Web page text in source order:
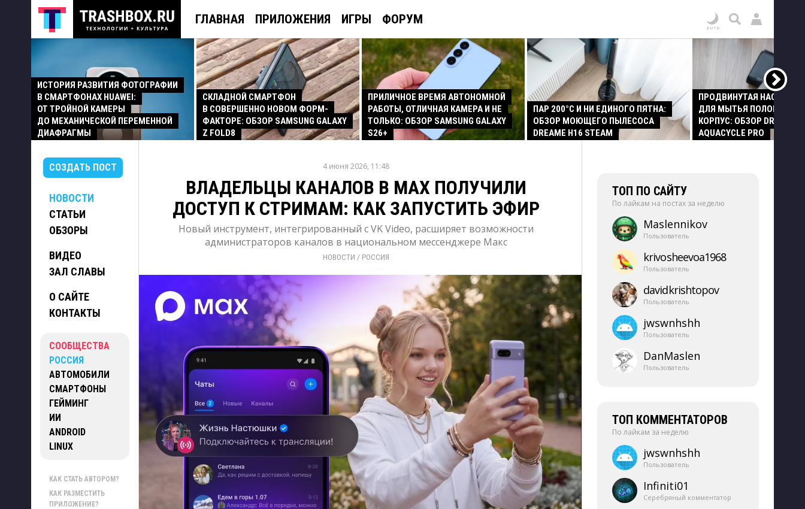
ГЛАВНАЯ ПРИЛОЖЕНИЯ ИГРЫ ФОРУМ
ИСТОРИЯ РАЗВИТИЯ ФОТОГРАФИИ
В СМАРТФОНАХ HUAWEI:
ОТ ТРОЙНОЙ КАМЕРЫ
ДО МЕХАНИЧЕСКОЙ ПЕРЕМЕННОЙ
ДИАФРАГМЫ
СКЛАДНОЙ СМАРТФОН
В СОВЕРШЕННО НОВОМ ФОРМ-
ФАКТОРЕ: ОБЗОР SAMSUNG GALAXY
Z FOLD8
ПРИЛИЧНОЕ ВРЕМЯ АВТОНОМНОЙ
РАБОТЫ, ОТЛИЧНАЯ КАМЕРА И НЕ
ТОЛЬКО: ОБЗОР SAMSUNG GALAXY
S26+
ПАР 200°C И НИ ЕДИНОГО ПЯТНА:
ОБЗОР МОЮЩЕГО ПЫЛЕСОСА
DREAME H16 STEAM
ПРОДВИНУТАЯ НАСАДКА
ДЛЯ МЫТЬЯ ПОЛОВ И
КОРПУС: ОБЗОР DREAME
AQUACYCLE PRO
СОЗДАТЬ ПОСТ
НОВОСТИ
СТАТЬИ
ОБЗОРЫ
ВИДЕО
ЗАЛ СЛАВЫ
О САЙТЕ
КОНТАКТЫ
СООБЩЕСТВА
РОССИЯ
АВТОМОБИЛИ
СМАРТФОНЫ
ГЕЙМИНГ
ИИ
ANDROID
LINUX
КАК СТАТЬ АВТОРОМ?
КАК РАЗМЕСТИТЬ
ПРИЛОЖЕНИЕ?
4 июня 2026, 11:48
ВЛАДЕЛЬЦЫ КАНАЛОВ В MAX ПОЛУЧИЛИ
ДОСТУП К СТРИМАМ: КАК ЗАПУСТИТЬ ЭФИР
Новый инструмент, интегрированный с VK Video, расширяет возможности
администраторов каналов в национальном мессенджере Макс
НОВОСТИ / РОССИЯ
ТОП ПО САЙТУ
По лайкам на постах за неделю
Maslennikov
Пользователь
krivosheevoa1968
Пользователь
davidkrishtopov
Пользователь
jwswnhshh
Пользователь
DanMaslen
Пользователь
ТОП КОММЕНТАТОРОВ
По лайкам за неделю
jwswnhshh
Пользователь
Infiniti01
Серебряный комментатор